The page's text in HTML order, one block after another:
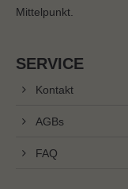
Mittelpunkt.
SERVICE
Kontakt
AGBs
FAQ